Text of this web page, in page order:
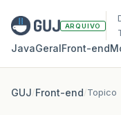
ARQUIVO
JavaGeralFront‑end
GUJ/Front-end/Topico